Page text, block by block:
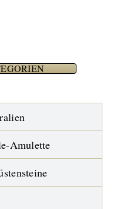
Amulette